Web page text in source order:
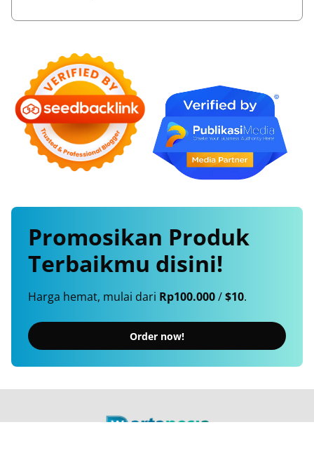
Promosikan Produk
Terbaikmu disini!
Harga hemat, mulai dari Rp100.000/$10.
Order now!